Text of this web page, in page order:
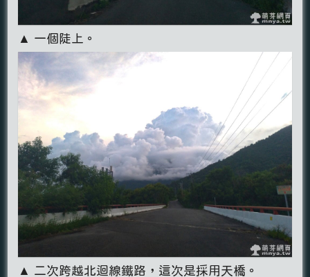
▲ 一個陡上。
▲ 二次跨越北迴線鐵路，這次是採用天橋。